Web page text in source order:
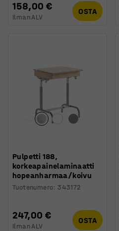
158,00 €
Ilman ALV
OSTA
Pulpetti 188,
korkeapainelaminaatti
hopeanharmaa/koivu
Tuotenumero: 343172
247,00 €
Ilman ALV
OSTA